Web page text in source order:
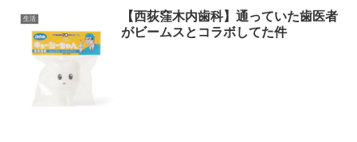
生活
【西荻窪木内歯科】通っていた歯医者
がビームスとコラボしてた件